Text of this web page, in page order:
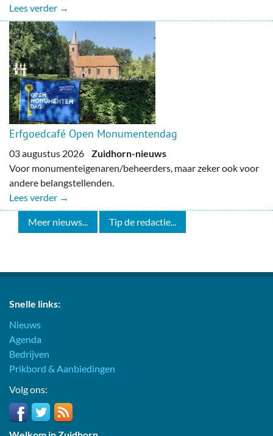
Lees verder →
Erfgoedcafé Open Monumentendag
03 augustus 2026 Zuidhorn-nieuws
Voor monumenteigenaren/beheerders, maar zeker ook voor
andere belangstellenden.
Lees verder →
Meer nieuws... Tip de redactie...
Snelle links:
Nieuws
Agenda
Bedrijven
Prikbord & Aanbiedingen
Volg ons: